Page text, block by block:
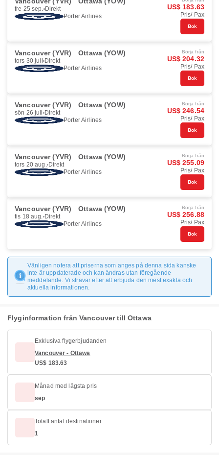
fre 25 sep. Direkt
Porter Airlines
US$ 183.63
Pris/ Pax
Bok
Vancouver (YVR) Ottawa (YOW)
tors 30 juli Direkt
Porter Airlines
Börja från
US$ 204.32
Pris/ Pax
Bok
Vancouver (YVR) Ottawa (YOW)
sön 26 juli Direkt
Porter Airlines
Börja från
US$ 246.54
Pris/ Pax
Bok
Vancouver (YVR) Ottawa (YOW)
tors 20 aug. Direkt
Porter Airlines
Börja från
US$ 255.09
Pris/ Pax
Bok
Vancouver (YVR) Ottawa (YOW)
tis 18 aug. Direkt
Porter Airlines
Börja från
US$ 256.88
Pris/ Pax
Bok
Vänligen notera att priserna som anges på denna sida kanske
inte är uppdaterade och kan ändras utan föregående
meddelande. Vi strävar efter att erbjuda den mest exakta och
aktuella informationen.
Flyginformation från Vancouver till Ottawa
Exklusiva flygerbjudanden
Vancouver - Ottawa
US$ 183.63
Månad med lägsta pris
sep
Totalt antal destinationer
1